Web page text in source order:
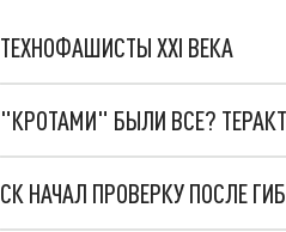
ТЕХНОФАШИСТЫ XXI ВЕКА
"КРОТАМИ" БЫЛИ ВСЕ?